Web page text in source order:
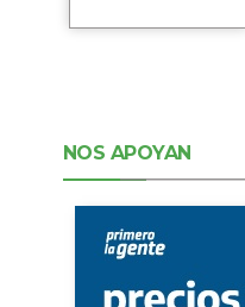
NOS APOYAN